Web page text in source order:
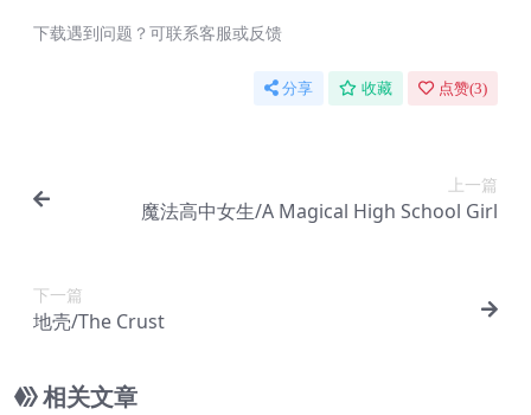
下载遇到问题？可联系客服或反馈
分享 收藏 点赞(3)
上一篇
魔法高中女生/A Magical High School Girl
下一篇
地壳/The Crust
相关文章